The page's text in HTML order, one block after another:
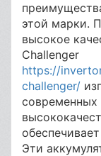
этой марки.
высокое
Challenger
https://
challenger/
современных
Эти